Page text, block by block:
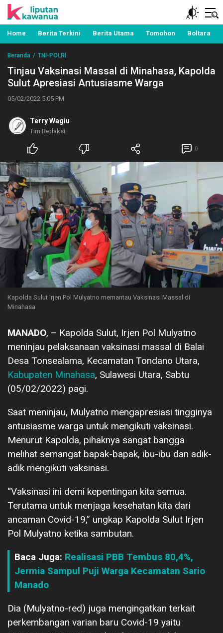
Liputan Kawanua
Berita Manado, Sulawesi Utara, Kawanua, Politik,
Pemerintahan, Hukum Kriminal dan Nasional
Home Berita Terkini Berita Utama Tomohon Boltara
Beranda TNI-POLRI
Tinjau Vaksinasi Massal di Minahasa, Kapolda
Sulut Apresiasi Antusiasme Warga
05/02/2022 5:05 PM
Terry Wagiu
Tim Redaksi
0
Kapolda Sulut Irjen Pol Mulyatno memantau Vaksinasi Massal di
Minahasa
MANADO, – Kapolda Sulut, Irjen Pol Mulyatno
meninjau pelaksanaan vaksinasi massal di Balai
Desa Tonsealama, Kecamatan Tondano Utara,
Kabupaten Minahasa, Sulawesi Utara, Sabtu
(05/02/2022) pagi.
Saat meninjau, Mulyatno mengapresiasi tingginya
antusiasme warga untuk mengikuti vaksinasi.
Menurut Kapolda, pihaknya sangat bangga
melihat semangat bapak-bapak, ibu-ibu dan adik-
adik mengikuti vaksinasi.
“Vaksinasi ini demi kepentingan kita semua.
Terutama untuk menjaga kesehatan kita dari
ancaman Covid-19,” ungkap Kapolda Sulut Irjen
Pol Mulyatno ketika sambutan.
Baca Juga: Realisasi PBB Tembus 80,4%,
Jermia Sampul Puji Warga Kecamatan Sario
Manado
Dia (Mulyatno-red) juga mengingatkan terkait
perkembangan varian baru Covid-19 yaitu